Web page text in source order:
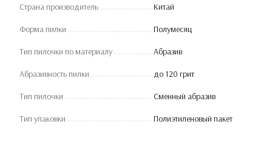
Страна производитель Китай
Форма пилки Полумесяц
Тип пилочки по материалу Абразив
Абразивность пилки до 120 грит
Тип пилочки Сменный абразив
Тип упаковки Полиэтиленовый пакет